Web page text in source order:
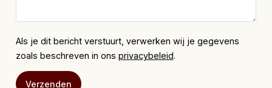
Als je dit bericht verstuurt, verwerken wij je gegevens
zoals beschreven in ons privacybeleid.